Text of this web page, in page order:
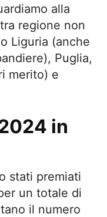
alla
regione non
Liguria (anche
Puglia,
merito) e
in
stati premiati
un totale di
il numero